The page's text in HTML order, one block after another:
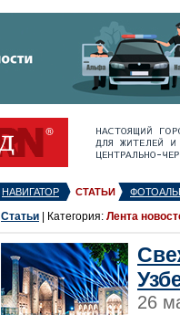
НАВИГАТОР СТАТЬИ
Статьи | Категория: Лента
26